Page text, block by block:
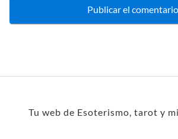
Tu web de Esoterismo, tarot y